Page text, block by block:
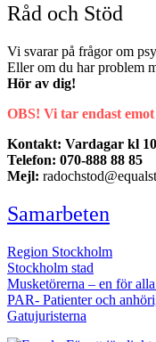
Råd och Stöd
Vi svarar på frågor om
Eller om du har problem
Hör av dig!
OBS! Vi tar endast
Kontakt: Vardagar kl
Telefon: 070-888 88 85
Mejl:
Samarbeten
Region Stockholm
Stockholm stad
Musketörerna – en för
PAR- Patienter och
Gatujuristerna